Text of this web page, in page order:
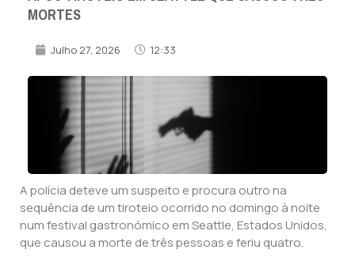
MORTES
Julho 27, 2026 12:33
A polícia deteve um suspeito e procura outro na
sequência de um tiroteio ocorrido no domingo à noite
num festival gastronómico em Seattle, Estados Unidos,
que causou a morte de três pessoas e feriu quatro.